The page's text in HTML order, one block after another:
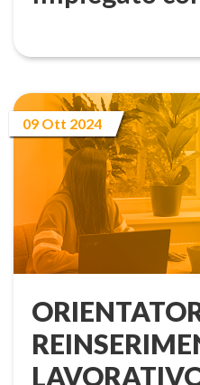
09 Ott 2024